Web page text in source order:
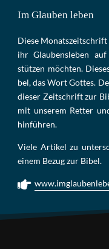
Im Glauben leben
Die­se
ihr Glau­bens­le­ben
stüt­zen möch­ten.
bel, das Wort Got­tes.
die­ser Zeit­schrift zur
mit un­se­rem Ret­ter
hin­füh­ren.
Viele Artikel zu
einem Bezug zur Bibel.